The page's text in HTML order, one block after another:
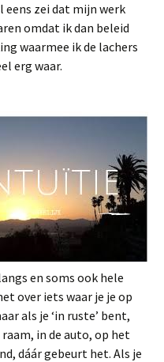
eens zei dat mijn werk
omdat ik dan beleid
waarmee ik de lachers
erg waar.
en soms ook hele
over iets waar je je op
als je ‘in ruste’ bent,
in de auto, op het
dáár gebeurt het. Als je